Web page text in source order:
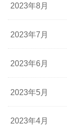
2023年8月
2023年7月
2023年6月
2023年5月
2023年4月